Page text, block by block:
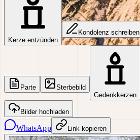
Kerze entzünden
Kondolenz schreiben
Parte
Sterbebild
Gedenkkerzen
Bilder hochladen
WhatsApp Link kopieren